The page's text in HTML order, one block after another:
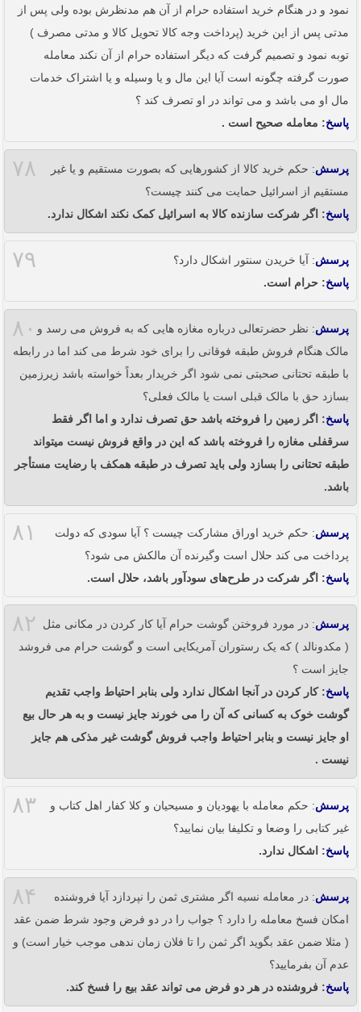
نمود و در هنگام خرید استفاده حرام از آن هم مدنظرش بوده ولی پس از
مدتی پس از این خرید (پرداخت وجه کالا تحویل کالا و مدتی مصرف )
توبه نمود و تصمیم گرفت که دیگر استفاده حرام از آن نکند معامله
صورت گرفته چگونه است آیا این مال و یا وسیله و یا اشتراک خدمات
مال او می باشد و می تواند در او تصرف کند ؟
پاسخ: معامله صحیح است .
۷۸ پرسش: حکم خرید کالا از کشورهایی که بصورت مستقیم و یا غیر
مستقیم از اسرائیل حمایت می کنند چیست؟
پاسخ: اگر شرکت سازنده کالا به اسرائیل کمک نکند اشکال ندارد.
۷۹ پرسش: آیا خریدن سنتور اشکال دارد؟
پاسخ: حرام است.
۸۰ پرسش: نظر حضرتعالی درباره مغازه هایی که به فروش می رسد و
مالک هنگام فروش طبقه فوقانی را برای خود شرط می کند اما در رابطه
با طبقه تحتانی صحبتی نمی شود اگر خریدار بعداً خواسته باشد زیرزمین
بسازد حق با مالک قبلی است یا مالک فعلی؟
پاسخ: اگر زمین را فروخته باشد حق تصرف ندارد و اما اگر فقط
سرقفلی مغازه را فروخته باشد که این در واقع فروش نیست میتواند
طبقه تحتانی را بسازد ولی باید تصرف در طبقه همکف با رضایت مستأجر
باشد.
۸۱ پرسش: حکم خرید اوراق مشارکت چیست ؟ آیا سودی که دولت
پرداخت می کند حلال است وگیرنده آن مالکش می شود؟
پاسخ: اگر شرکت در طرح‌های سودآور باشد، حلال است.
۸۲ پرسش: در مورد فروختن گوشت حرام آیا کار کردن در مکانی مثل
( مکدونالد ) که یک رستوران آمریکایی است و گوشت حرام می فروشد
جایز است ؟
پاسخ: کار کردن در آنجا اشکال ندارد ولی بنابر احتیاط واجب تقدیم
گوشت خوک به کسانی که آن را می خورند جایز نیست و به هر حال بیع
او جایز نیست و بنابر احتیاط واجب فروش گوشت غیر مذکی هم جایز
نیست .
۸۳ پرسش: حکم معامله با یهودیان و مسیحیان و کلا کفار اهل کتاب و
غیر کتابی را وضعا و تکلیفا بیان نمایید؟
پاسخ: اشکال ندارد.
۸۴ پرسش: در معامله نسیه اگر مشتری ثمن را نپردازد آیا فروشنده
امکان فسخ معامله را دارد ؟ جواب را در دو فرض وجود شرط ضمن عقد
( مثلا ضمن عقد بگوید اگر ثمن را تا فلان زمان ندهی موجب خیار است) و
عدم آن بفرمایید؟
پاسخ: فروشنده در هر دو فرض می تواند عقد بیع را فسخ کند.